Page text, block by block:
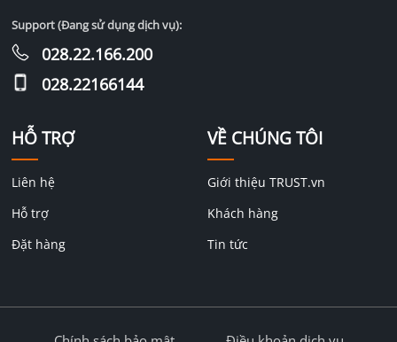
HỖ TRỢ
Liên hệ
Hỗ trợ
Đặt hàng
VỀ CHÚNG TÔI
Giới thiệu TRUST.vn
Khách hàng
Tin tức
Support (Đang sử dụng dịch vụ):
028.22.166.200
028.22166144